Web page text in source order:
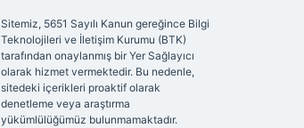
Sitemiz, 5651 Sayılı Kanun gereğince Bilgi
Teknolojileri ve İletişim Kurumu (BTK)
tarafından onaylanmış bir Yer Sağlayıcı
olarak hizmet vermektedir. Bu nedenle,
sitedeki içerikleri proaktif olarak
denetleme veya araştırma
yükümlülüğümüz bulunmamaktadır.